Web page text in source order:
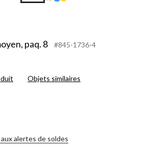
paq. 8 #845-1736-4
Objets similaires
alertes de soldes